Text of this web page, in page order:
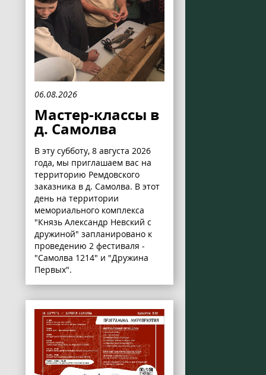
06.08.2026
Мастер-классы в
д. Самолва
В эту субботу, 8 августа 2026
года, мы приглашаем вас на
территорию Ремдовского
заказника в д. Самолва. В этот
день на территории
мемориального комплекса
"Князь Александр Невский с
дружиной" запланировано к
проведению 2 фестиваля -
"Самолва 1214" и "Дружина
Первых".